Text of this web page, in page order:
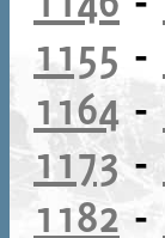
1155 -
1164 -
1173-
1182 -